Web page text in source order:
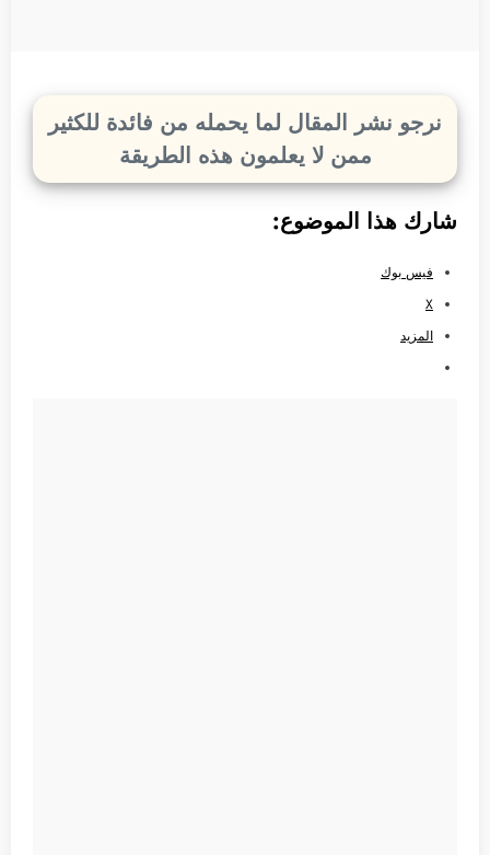
نرجو نشر المقال لما يحمله من فائدة للكثير
ممن لا يعلمون هذه الطريقة
شارك هذا الموضوع:
فيس بوك
X
المزيد